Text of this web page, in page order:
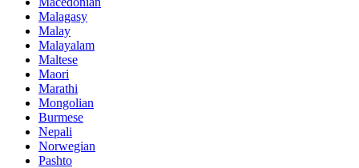
Malagasy
Malay
Malayalam
Maltese
Maori
Marathi
Mongolian
Burmese
Nepali
Norwegian
Pashto